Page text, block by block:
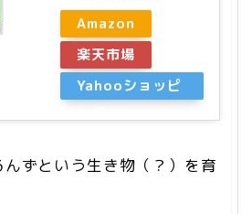
Amazon
楽天市場
Yahooショッピ
ずという生き物（？）を育